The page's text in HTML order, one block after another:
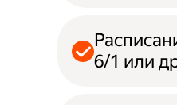
6/1 или